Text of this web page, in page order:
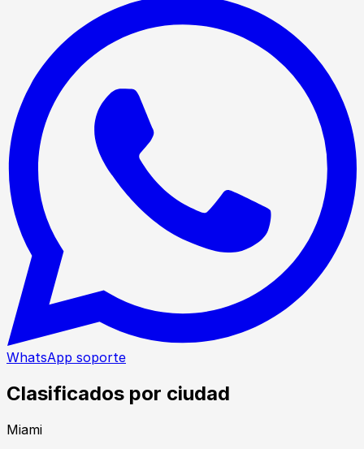
WhatsApp soporte
Clasificados por ciudad
Miami